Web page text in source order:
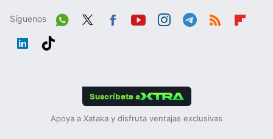
Síguenos
Wh
Suscríbete a
Apoya a Xataka y disfruta ventajas exclusivas